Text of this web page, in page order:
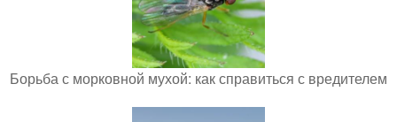
Борьба с морковной мухой: как справиться с вредителем